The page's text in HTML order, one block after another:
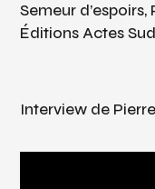
Semeur d’espoirs,
Éditions Actes Sud
Interview de